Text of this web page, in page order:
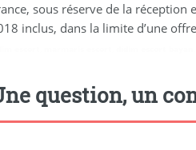
sous réserve de la
inclus, dans la limite d’une
question, un